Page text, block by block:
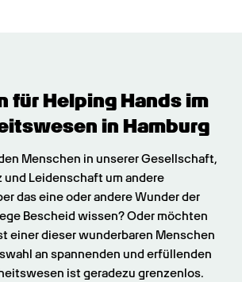
für Helping Hands im
in Hamburg
Menschen in unserer Gesellschaft,
und Leidenschaft um andere
das eine oder andere Wunder der
Bescheid wissen? Oder möchten
einer dieser wunderbaren Menschen
an spannenden und erfüllenden
ist geradezu grenzenlos.